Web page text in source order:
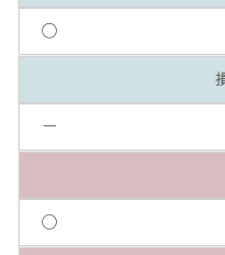
◯
ー
◯